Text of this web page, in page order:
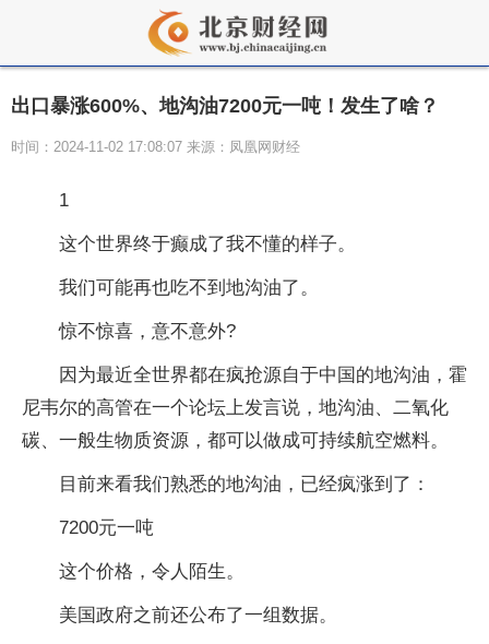
出口暴涨600%、地沟油7200元一吨！发生了啥？
时间：2024-11-02 17:08:07 来源：凤凰网财经
1
这个世界终于癫成了我不懂的样子。
我们可能再也吃不到地沟油了。
惊不惊喜，意不意外?
因为最近全世界都在疯抢源自于中国的地沟油，霍
尼韦尔的高管在一个论坛上发言说，地沟油、二氧化
碳、一般生物质资源，都可以做成可持续航空燃料。
目前来看我们熟悉的地沟油，已经疯涨到了：
7200元一吨
这个价格，令人陌生。
美国政府之前还公布了一组数据。